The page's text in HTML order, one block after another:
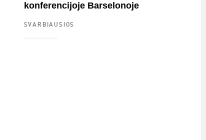
konferencijoje Barselonoje
SVARBIAUSIOS